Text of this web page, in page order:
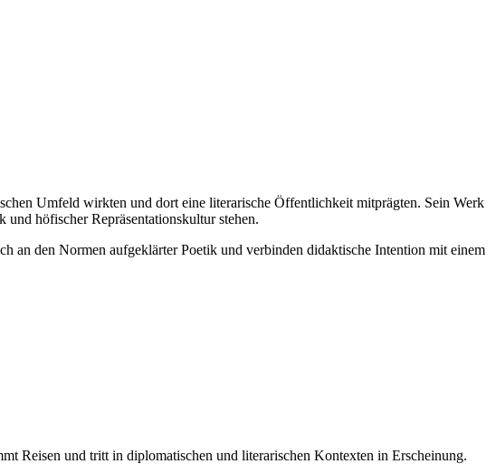
Umfeld wirkten und dort eine literarische Öffentlichkeit mitprägten. Sein Werk
höfischer Repräsentationskultur stehen.
an den Normen aufgeklärter Poetik und verbinden didaktische Intention mit einem
Reisen und tritt in diplomatischen und literarischen Kontexten in Erscheinung.